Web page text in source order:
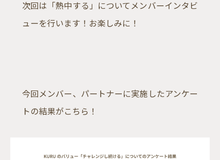
次回は「熱中する」についてメンバーインタビ
ューを行います！お楽しみに！
今回メンバー、パートナーに実施したアンケー
トの結果がこちら！